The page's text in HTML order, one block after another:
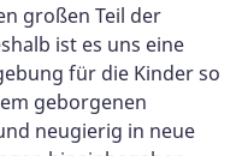
großen Teil der
ist es uns eine
für die Kinder so
geborgenen
neugierig in neue